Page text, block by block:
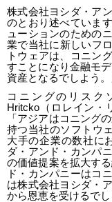
株式会社ヨシダ・ア
のとおり述べていま
ューションのための
業で当社に新しいフ
トウェアは、コニン
すことになり金融モ
資産となるでしよう。
コニングのリスク
Hritcko （ロレイン・
「アジアはコニング
持つ当社のソフトウ
大手の企業の数社に
ダ・アンド・カンパ
の価値提案を拡大す
ド・カンパニーはコ
は株式会社ヨシダ・
から恩恵を受けるでし